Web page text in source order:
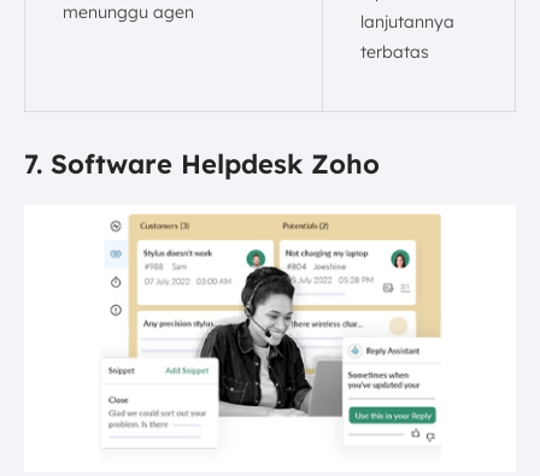
menunggu agen
lanjutannya
terbatas
7. Software Helpdesk Zoho